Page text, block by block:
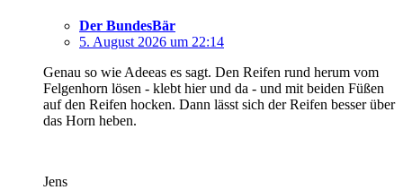
Der BundesBär
5. August 2026 um 22:14
Genau so wie Adeeas es sagt. Den Reifen rund herum vom
Felgenhorn lösen - klebt hier und da - und mit beiden Füßen
auf den Reifen hocken. Dann lässt sich der Reifen besser über
das Horn heben.
Jens